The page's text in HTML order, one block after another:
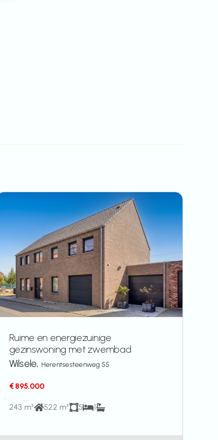
Ruime en energiezuinige
gezinswoning met zwembad
Wilsele, Herentsesteenweg 55
€ 895.000
243 m² 522 m² 5 1